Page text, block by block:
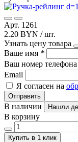
Арт. 1261
2.20 BYN / шт.
Узнать цену товара
Ваше имя *
Ваш номер телефона
Email
Я согласен на
Отправить
В наличии Нашли
В корзину
Купить в 1 клик